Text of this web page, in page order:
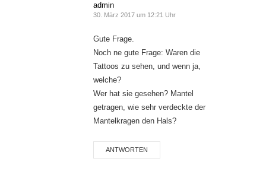
admin
30. März 2017 um 12:21 Uhr
Gute Frage.
Noch ne gute Frage: Waren die
Tattoos zu sehen, und wenn ja,
welche?
Wer hat sie gesehen? Mantel
getragen, wie sehr verdeckte der
Mantelkragen den Hals?
ANTWORTEN